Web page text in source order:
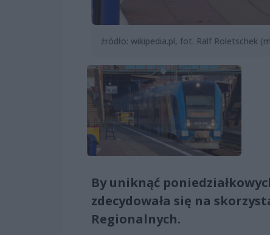
źródło: wikipedia.pl, fot. Ralf Roletschek
By uniknąć
zdecydowała się na
Regionalnych.